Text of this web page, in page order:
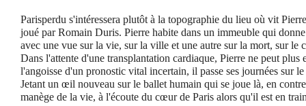
Parisperdu s'intéressera plutôt à la topographie du lieu où vit
joué par Romain Duris. Pierre habite dans un immeuble qui
avec une vue sur la vie, sur la ville et une autre sur la mort, sur le
Dans l'attente d'une transplantation cardiaque, Pierre ne peut plus
l'angoisse d'un pronostic vital incertain, il passe ses journées sur
Jetant un œil nouveau sur le ballet humain qui se joue là, en
manège de la vie, à l'écoute du cœur de Paris alors qu'il est en